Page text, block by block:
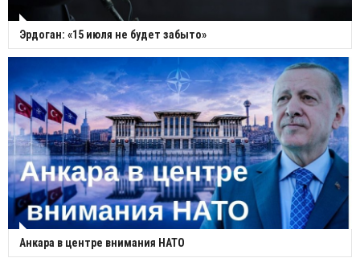
Эрдоган: «15 июля не будет забыто»
Анкара в центре внимания НАТО